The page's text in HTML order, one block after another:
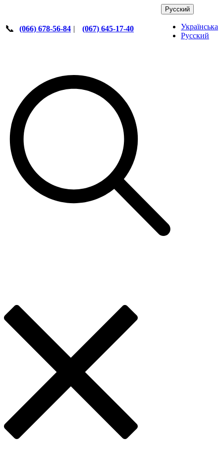
📞 (066) 678-56-84 | (067) 645-17-40
Русский
Українська
Русский